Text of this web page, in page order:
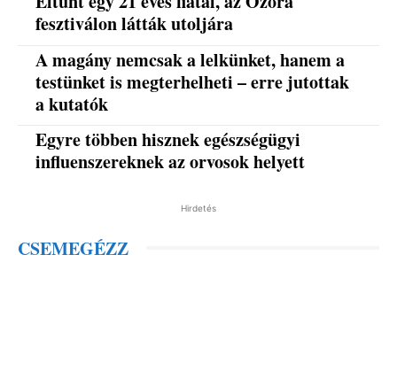
fesztiválon látták utoljára
A magány nemcsak a lelkünket, hanem a
testünket is megterhelheti – erre jutottak
a kutatók
Egyre többen hisznek egészségügyi
influenszereknek az orvosok helyett
Hirdetés
CSEMEGÉZZ